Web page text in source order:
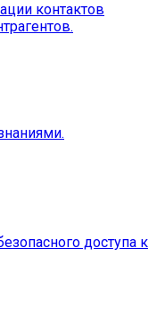
контактов
доступа к